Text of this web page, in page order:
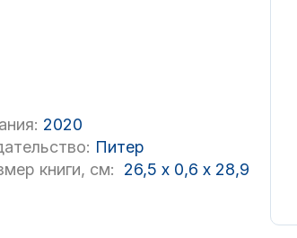
2020
Питер
книги, см: 26,5 x 0,6 x 28,9